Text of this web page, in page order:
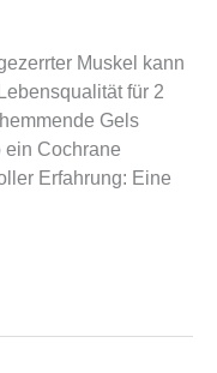
Muskel kann
für 2
Gels
ein Cochrane
Erfahrung: Eine